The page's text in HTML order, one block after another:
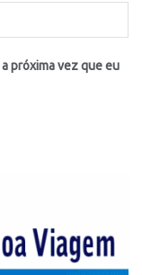
próxima vez que eu